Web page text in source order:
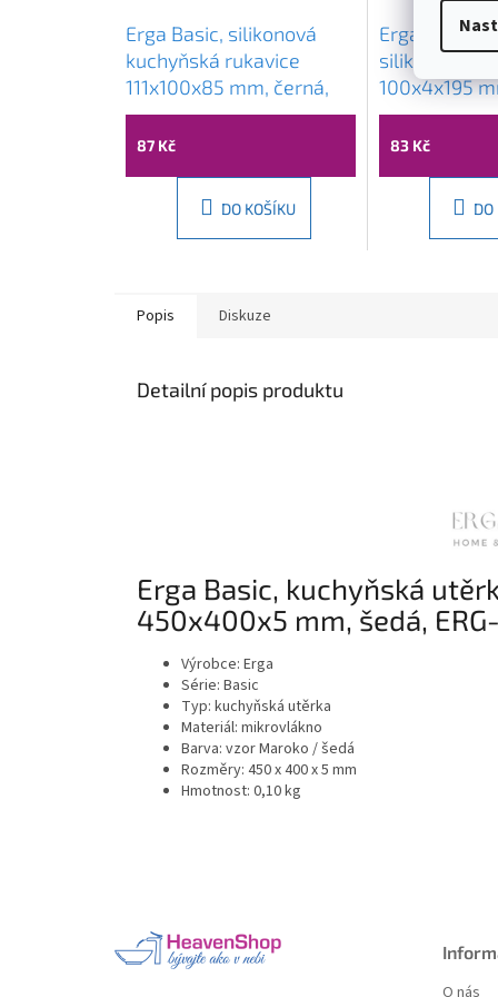
Erga Basic, silikonová
kuchyňská rukavice
111x100x85 mm, černá,
ERG-03745
87 Kč
DO KOŠÍKU
Erga Basic,
silikonový
100x4x195
tyrkysová,
83 Kč
DO
Popis Diskuze
Detailní popis produktu
Erga Basic, kuchyňská
450x400x5 mm, šedá,
Výrobce: Erga
Série: Basic
Typ: kuchyňská utěrka
Materiál: mikrovlákno
Barva: vzor Maroko / šedá
Rozměry: 450 x 400 x 5 mm
Hmotnost: 0,10 kg
O nás